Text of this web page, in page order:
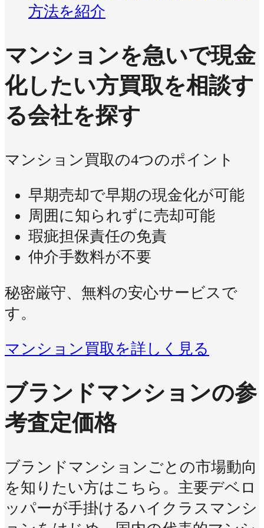
方法を紹介
マンションを急いで現金
化したい方買取を相談す
る会社を探す
マンション買取の4つのポイント
早期売却で早期の現金化が可能
周囲に知られずに売却可能
瑕疵担保責任の免責
仲介手数料が不要
秘密厳守、無料の安心サービスで
す。
マンション買取を詳しく見る
ブランドマンションの参
考査定価格
ブランドマンションごとの市場動向
を知りたい方はこちら。主要デベロ
ッパーが手掛けるハイクラスマンシ